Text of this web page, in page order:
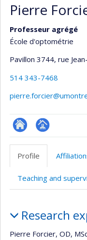
Pierre
Professeur agrégé
École d'optométrie
Pavillon 3744, rue
514 343-7468
ResearchGate
Page
professionnelle
Profile
Teaching and
Research
Pierre Forcier, OD,